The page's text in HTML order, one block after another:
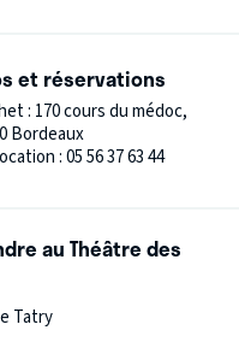
et réservations
: 170 cours du médoc,
Bordeaux
: 05 56 37 63 44
au Théâtre des
Tatry